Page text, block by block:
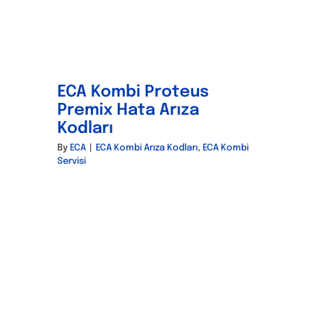
ECA Kombi Proteus
Premix Hata Arıza
Kodları
By ECA ECA Kombi Arıza Kodları, ECA Kombi
Servisi